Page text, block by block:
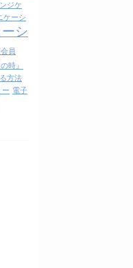
ジケ
ケーシ
シ
員
時』
方法
ー 電子